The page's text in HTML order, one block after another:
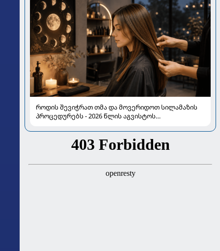
როდის შევიჭრათ თმა და მოვერიდოთ სილამაზის
პროცედურებს - 2026 წლის აგვისტოს